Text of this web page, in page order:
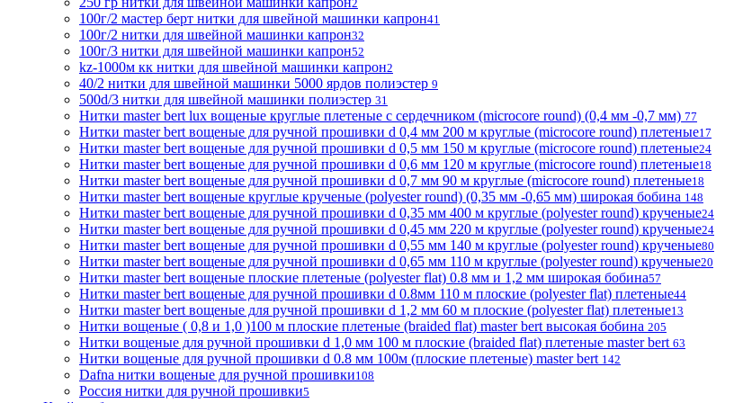
2
100г/2 мастер берт нитки для швейной машинки капрон41
100г/2 нитки для швейной машинки капрон32
100г/3 нитки для швейной машинки капрон52
kz-1000м кк нитки для швейной машинки капрон2
40/2 нитки для швейной машинки 5000 ярдов полиэстер 9
500d/3 нитки для швейной машинки полиэстер 31
Нитки master bert lux вощеные круглые плетеные с сердечником (microcore round) (0,4 мм -0,7 мм) 77
Нитки master bert вощеные для ручной прошивки d 0,4 мм 200 м круглые (microcore round) плетеные17
Нитки master bert вощеные для ручной прошивки d 0,5 мм 150 м круглые (microcore round) плетеные24
Нитки master bert вощеные для ручной прошивки d 0,6 мм 120 м круглые (microcore round) плетеные18
Нитки master bert вощеные для ручной прошивки d 0,7 мм 90 м круглые (microcore round) плетеные18
Нитки master bert вощеные круглые крученые (polyester round) (0,35 мм -0,65 мм) широкая бобина 148
Нитки master bert вощеные для ручной прошивки d 0,35 мм 400 м круглые (polyester round) крученые24
Нитки master bert вощеные для ручной прошивки d 0,45 мм 220 м круглые (polyester round) крученые24
Нитки master bert вощеные для ручной прошивки d 0,55 мм 140 м круглые (polyester round) крученые80
Нитки master bert вощеные для ручной прошивки d 0,65 мм 110 м круглые (polyester round) крученые20
Нитки master bert вощеные плоские плетеные (polyester flat) 0.8 мм и 1,2 мм широкая бобина57
Нитки master bert вощеные для ручной прошивки d 0.8мм 110 м плоские (polyester flat) плетеные44
Нитки master bert вощеные для ручной прошивки d 1,2 мм 60 м плоские (polyester flat) плетеные13
Нитки вощеные ( 0,8 и 1,0 )100 м плоские плетеные (braided flat) master bert высокая бобина 205
Нитки вощеные для ручной прошивки d 1,0 мм 100 м плоские (braided flat) плетеные master bert 63
Нитки вощеные для ручной прошивки d 0.8 мм 100м (плоские плетеные) master bert 142
Dafna нитки вощеные для ручной прошивки108
Россия нитки для ручной прошивки5